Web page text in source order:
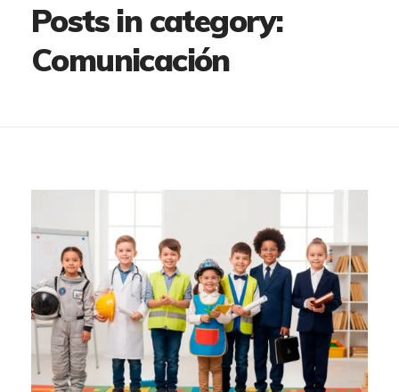
Posts in category:
Comunicación